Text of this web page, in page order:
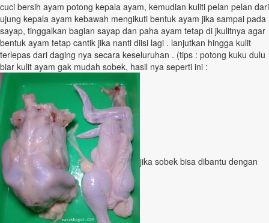
cuci bersih ayam potong kepala ayam, kemudian kuliti pelan pelan dari
ujung kepala ayam kebawah mengikuti bentuk ayam jika sampai pada
sayap, tinggalkan bagian sayap dan paha ayam tetap di jkulitnya agar
bentuk ayam tetap cantik jika nanti diisi lagi . lanjutkan hingga kulit
terlepas dari daging nya secara keseluruhan . (tips : potong kuku dulu
biar kulit ayam gak mudah sobek, hasil nya seperti ini :
jika sobek bisa dibantu dengan